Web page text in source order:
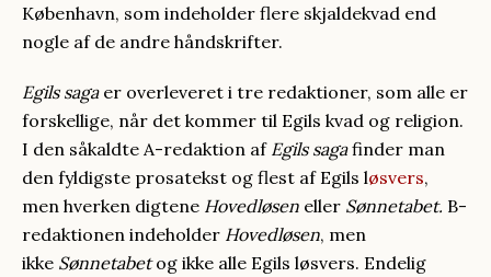
København, som indeholder flere skjaldekvad end
nogle af de andre håndskrifter.
Egils sagaer overleveret i tre redaktioner, som alle er
forskellige, når det kommer til Egils kvad og religion.
I den såkaldte A-redaktion af Egils sagafinder man
den fyldigste prosatekst og flest af Egils løsvers,
men hverken digtene Hovedløsen eller Sønnetabet. B-
redaktionen indeholder Hovedløsen, men
ikke Sønnetabetog ikke alle Egils løsvers. Endelig